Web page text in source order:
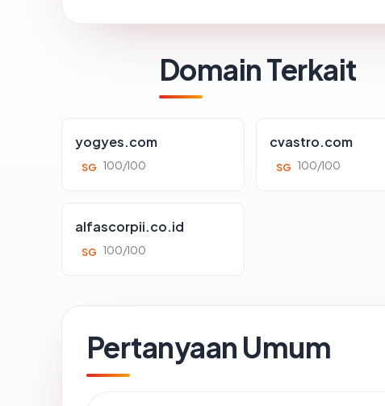
Domain Terkait
yogyes.com
SG 100/100
cvastro.com
SG 100/100
alfascorpii.co.id
SG 100/100
Pertanyaan Umum